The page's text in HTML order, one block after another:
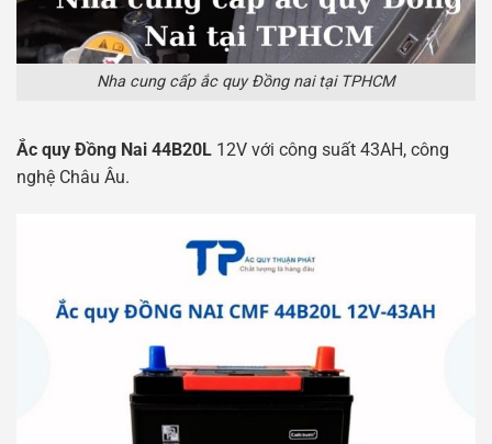
Nha cung cấp ắc quy Đồng nai tại TPHCM
Ắc quy Đồng Nai 44B20L 12V với công suất 43AH, công
nghệ Châu Âu.